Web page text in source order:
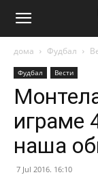
SuperSport.mk
дома Фудбал
Фудбал Вести
играме
наша
7 Jul 2016. 16:10